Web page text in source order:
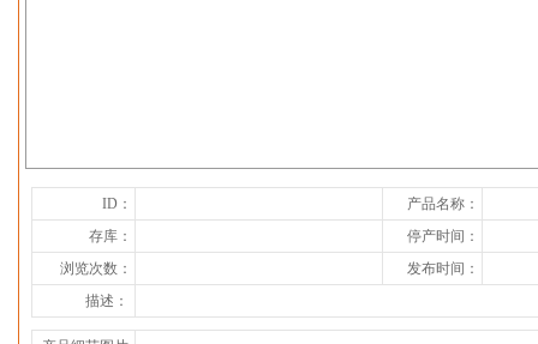
ID：
产品名称：
存库：
停产时间：
浏览次数：
发布时间：
描述：